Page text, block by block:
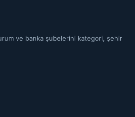
ve banka şubelerini kategori, şehir